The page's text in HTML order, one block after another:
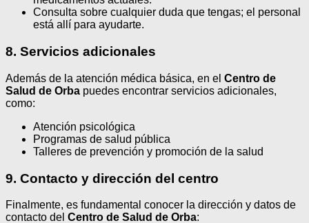
Consulta sobre cualquier duda que tengas; el personal
está allí para ayudarte.
8. Servicios adicionales
Además de la atención médica básica, en el Centro de
Salud de Orba puedes encontrar servicios adicionales,
como:
Atención psicológica
Programas de salud pública
Talleres de prevención y promoción de la salud
9. Contacto y dirección del centro
Finalmente, es fundamental conocer la dirección y datos de
contacto del Centro de Salud de Orba: